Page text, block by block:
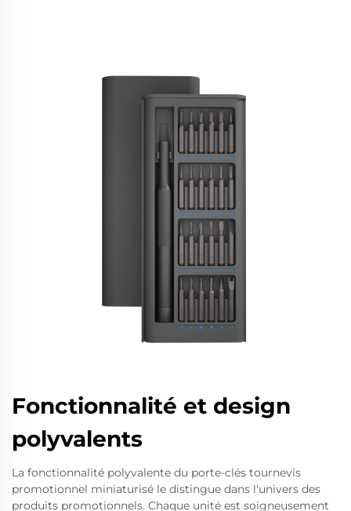
Fonctionnalité et design
polyvalents
La fonctionnalité polyvalente du porte-clés tournevis
promotionnel miniaturisé le distingue dans l'univers des
produits promotionnels. Chaque unité est soigneusement